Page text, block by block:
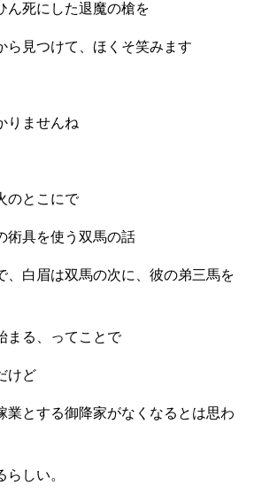
ん死にした退魔の槍を
ら見つけて、ほくそ笑みます
りませんね
のとこにで
術具を使う双馬の話
、白眉は双馬の次に、彼の弟三馬を
まる、ってことで
けど
業とする御降家がなくなるとは思わ
しい。